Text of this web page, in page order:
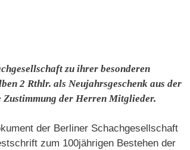
zu ihrer besonderen
2 Rthlr. als Neujahrsgeschenk aus der
Zustimmung der Herren Mitglieder.
der Berliner Schachgesellschaft
zum 100jährigen Bestehen der